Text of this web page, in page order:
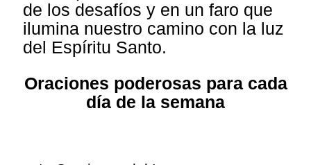
de los desafíos y en un faro que
ilumina nuestro camino con la luz
del Espíritu Santo.
Oraciones poderosas para cada
día de la semana